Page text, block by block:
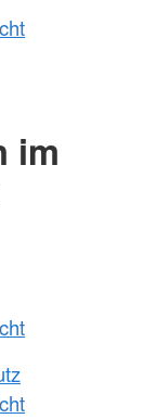
im